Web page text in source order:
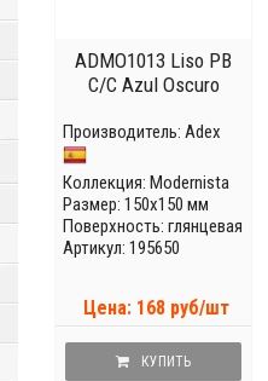
ADMO1013 Liso PB
C/C Azul Oscuro
Производитель: Adex
Коллекция: Modernista
Размер: 150x150 мм
Поверхность: глянцевая
Артикул: 195650
Цена: 168 руб/шт
КУПИТЬ